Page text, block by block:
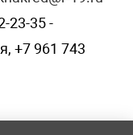
23-35 -
+7 961 743